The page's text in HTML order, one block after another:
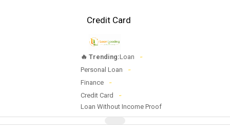
Credit Card
🔥 Trending:Loan
Personal Loan
Finance
Credit Card
Loan Without Income Proof